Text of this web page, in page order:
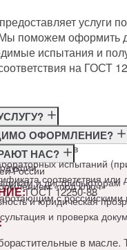
услуги
поможем оформить
испытания и
на ГОСТ
требованиям ГОСТ
документов
испытаний
соответствия или
ОФОРМЛЕНИЕ?
и дистрибьюторам
с российскими
НАС?
России
«под ключ»
и юридическая
и проверка
ГОСТ 12250-88
в масле.